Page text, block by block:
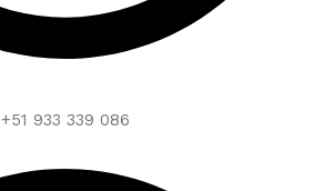
+51 933 339 086